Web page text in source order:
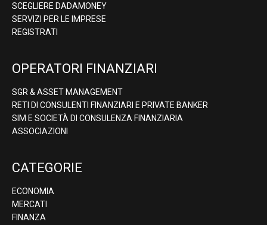
SCEGLIERE DADAMONEY
SERVIZI PER LE IMPRESE
REGISTRATI
OPERATORI FINANZIARI
SGR & ASSET MANAGEMENT
RETI DI CONSULENTI FINANZIARI E PRIVATE BANKER
SIM E SOCIETÀ DI CONSULENZA FINANZIARIA
ASSOCIAZIONI
CATEGORIE
ECONOMIA
MERCATI
FINANZA